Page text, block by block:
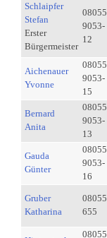
Schlaipfer
Stefan
Erster
Bürgermeister
08055
9053-
12
Aichenauer
Yvonne
08055
9053-
15
Bernard
Anita
08055
9053-
13
Gauda
Günter
08055
9053-
16
Gruber
Katharina
08055
655
08055